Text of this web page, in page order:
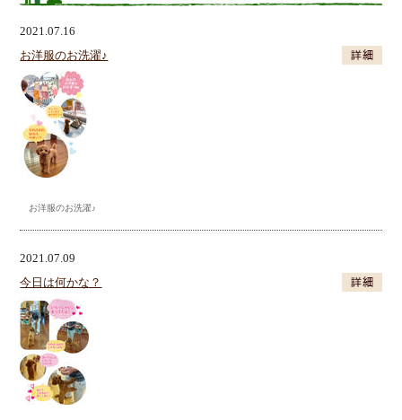
2021.07.16
お洋服のお洗濯♪
お洋服のお洗濯♪
2021.07.09
今日は何かな？